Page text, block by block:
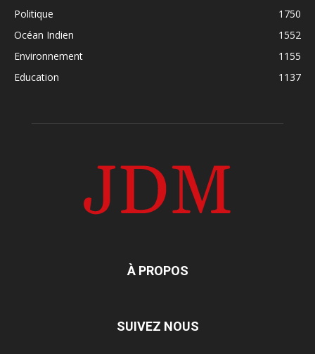
Politique
1750
Océan Indien
1552
Environnement
1155
Education
1137
À PROPOS
SUIVEZ NOUS